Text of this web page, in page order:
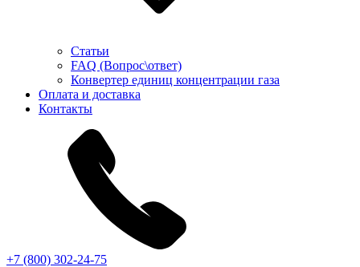
Статьи
FAQ (Вопрос\ответ)
Конвертер единиц концентрации газа
Оплата и доставка
Контакты
+7 (800) 302-24-75